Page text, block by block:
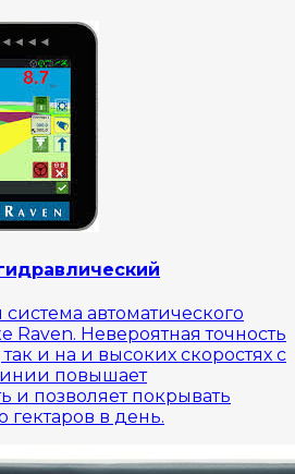
автоматического
Невероятная точность
и на и высоких скоростях с
повышает
и позволяет покрывать
гектаров в день.